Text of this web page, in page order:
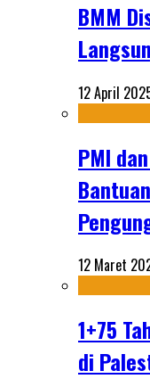
BMM
12 April
PMI
12 Maret
1+75
di